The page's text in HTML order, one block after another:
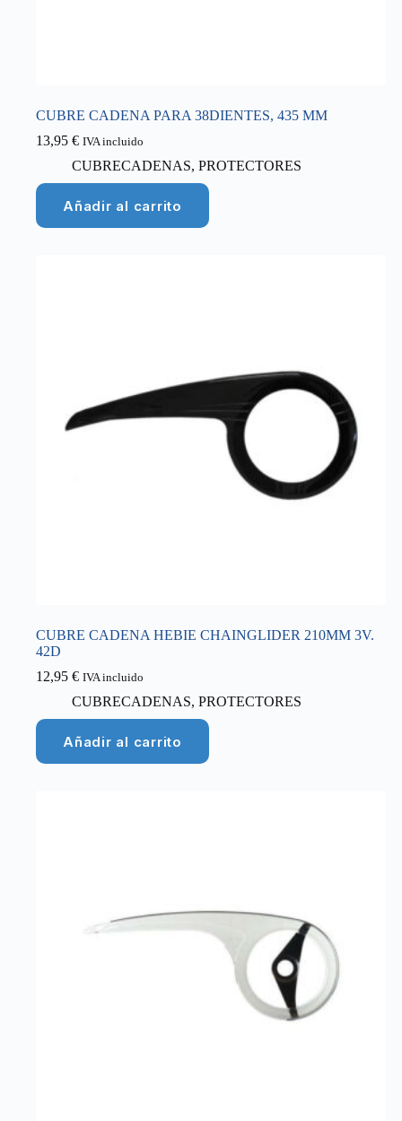
CUBRE CADENA PARA 38DIENTES, 435 MM
13,95 € IVA incluido
CUBRECADENAS, PROTECTORES
Añadir al carrito
CUBRE CADENA HEBIE CHAINGLIDER 210MM 3V.
42D
12,95 € IVA incluido
CUBRECADENAS, PROTECTORES
Añadir al carrito